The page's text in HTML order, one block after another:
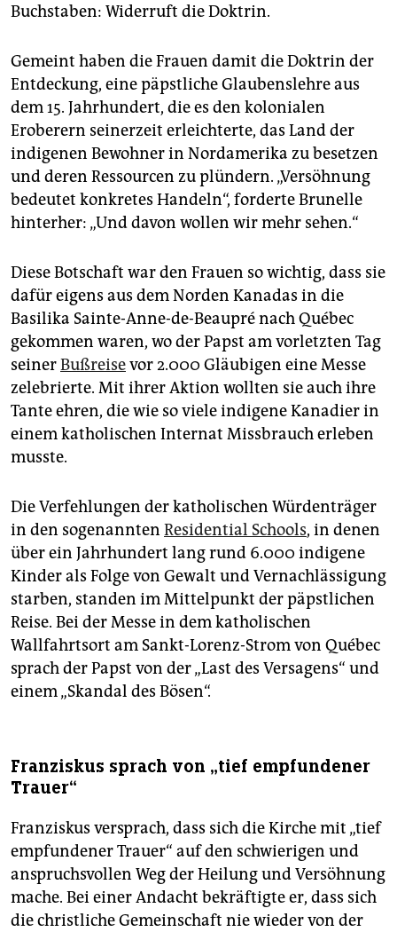
Buchstaben: Widerruft die Doktrin.
Gemeint haben die Frauen damit die Doktrin der
Entdeckung, eine päpstliche Glaubenslehre aus
dem 15. Jahrhundert, die es den kolonialen
Eroberern seinerzeit erleichterte, das Land der
indigenen Bewohner in Nordamerika zu besetzen
und deren Ressourcen zu plündern. „Versöhnung
bedeutet konkretes Handeln“, forderte Brunelle
hinterher: „Und davon wollen wir mehr sehen.“
Diese Botschaft war den Frauen so wichtig, dass sie
dafür eigens aus dem Norden Kanadas in die
Basilika Sainte-Anne-de-Beaupré nach Québec
gekommen waren, wo der Papst am vorletzten Tag
seinerBußreisevor 2.000 Gläubigen eine Messe
zelebrierte. Mit ihrer Aktion wollten sie auch ihre
Tante ehren, die wie so viele indigene Kanadier in
einem katholischen Internat Missbrauch erleben
musste.
Die Verfehlungen der katholischen Würdenträger
in den sogenannten Residential Schools, in denen
über ein Jahrhundert lang rund 6.000 indigene
Kinder als Folge von Gewalt und Vernachlässigung
starben, standen im Mittelpunkt der päpstlichen
Reise. Bei der Messe in dem katholischen
Wallfahrtsort am Sankt-Lorenz-Strom von Québec
sprach der Papst von der „Last des Versagens“ und
einem „Skandal des Bösen“.
Franziskus sprach von „tief empfundener
Trauer“
Franziskus versprach, dass sich die Kirche mit „tief
empfundener Trauer“ auf den schwierigen und
anspruchsvollen Weg der Heilung und Versöhnung
mache. Bei einer Andacht bekräftigte er, dass sich
die christliche Gemeinschaft nie wieder von der